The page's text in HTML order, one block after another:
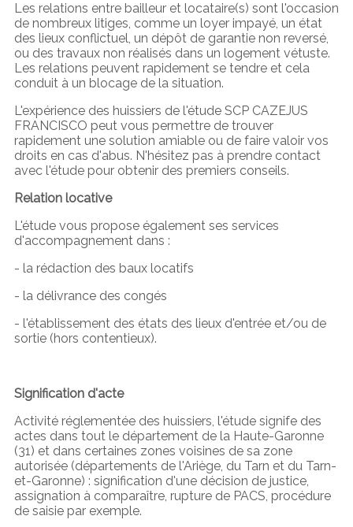
Les relations entre bailleur et locataire(s) sont l'occasion
de nombreux litiges, comme un loyer impayé, un état
des lieux conflictuel, un dépôt de garantie non reversé,
ou des travaux non réalisés dans un logement vétuste.
Les relations peuvent rapidement se tendre et cela
conduit à un blocage de la situation.
L'expérience des huissiers de l'étude SCP CAZEJUS
FRANCISCO peut vous permettre de trouver
rapidement une solution amiable ou de faire valoir vos
droits en cas d'abus. N'hésitez pas à prendre contact
avec l'étude pour obtenir des premiers conseils.
Relation locative
L'étude vous propose également ses services
d'accompagnement dans :
- la rédaction des baux locatifs
- la délivrance des congés
- l'établissement des états des lieux d'entrée et/ou de
sortie (hors contentieux).
Signification d'acte
Activité réglementée des huissiers, l'étude signife des
actes dans tout le département de la Haute-Garonne
(31) et dans certaines zones voisines de sa zone
autorisée (départements de l'Ariège, du Tarn et du Tarn-
et-Garonne) : signification d'une décision de justice,
assignation à comparaître, rupture de PACS, procédure
de saisie par exemple.